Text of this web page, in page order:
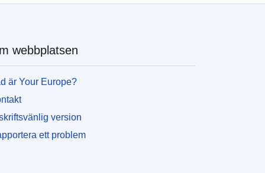
webbplatsen
är Your Europe?
version
ett problem